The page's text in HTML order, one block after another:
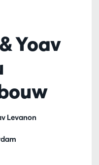
Yoav
Levanon